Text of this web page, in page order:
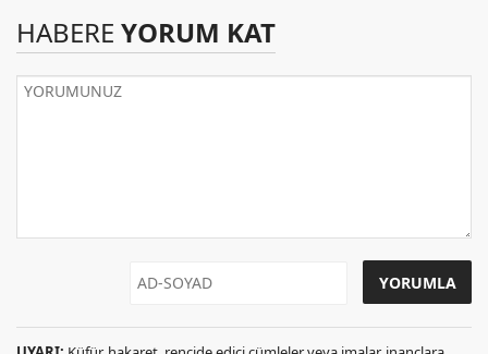
HABERE YORUM KAT